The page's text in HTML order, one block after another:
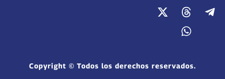
Copyright © Todos los derechos reservados.